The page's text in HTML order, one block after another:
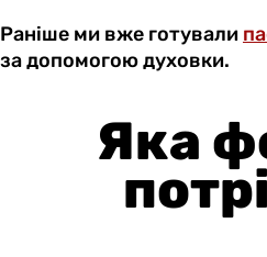
Раніше ми вже готували
за допомогою духовки.
Яка